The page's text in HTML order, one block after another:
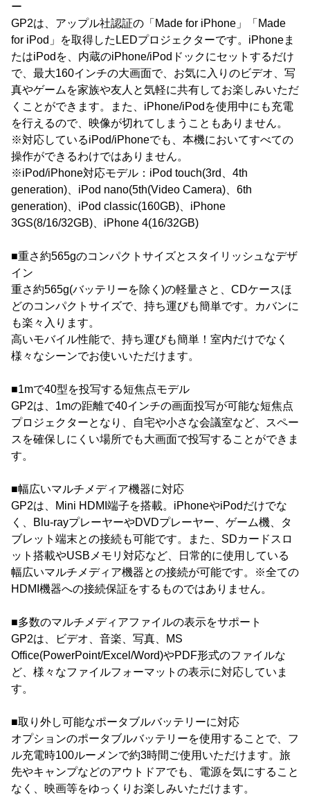
ー
GP2は、アップル社認証の「Made for iPhone」「Made
for iPod」を取得したLEDプロジェクターです。iPhoneま
たはiPodを、内蔵のiPhone/iPodドックにセットするだけ
で、最大160インチの大画面で、お気に入りのビデオ、写
真やゲームを家族や友人と気軽に共有してお楽しみいただ
くことができます。また、iPhone/iPodを使用中にも充電
を行えるので、映像が切れてしまうこともありません。
※対応しているiPod/iPhoneでも、本機においてすべての
操作ができるわけではありません。
※iPod/iPhone対応モデル：iPod touch(3rd、4th
generation)、iPod nano(5th(Video Camera)、6th
generation)、iPod classic(160GB)、iPhone
3GS(8/16/32GB)、iPhone 4(16/32GB)
■重さ約565gのコンパクトサイズとスタイリッシュなデザ
イン
重さ約565g(バッテリーを除く)の軽量さと、CDケースほ
どのコンパクトサイズで、持ち運びも簡単です。カバンに
も楽々入ります。
高いモバイル性能で、持ち運びも簡単！室内だけでなく
様々なシーンでお使いいただけます。
■1mで40型を投写する短焦点モデル
GP2は、1mの距離で40インチの画面投写が可能な短焦点
プロジェクターとなり、自宅や小さな会議室など、スペー
スを確保しにくい場所でも大画面で投写することができま
す。
■幅広いマルチメディア機器に対応
GP2は、Mini HDMI端子を搭載。iPhoneやiPodだけでな
く、Blu-rayプレーヤーやDVDプレーヤー、ゲーム機、タ
ブレット端末との接続も可能です。また、SDカードスロ
ット搭載やUSBメモリ対応など、日常的に使用している
幅広いマルチメディア機器との接続が可能です。※全ての
HDMI機器への接続保証をするものではありません。
■多数のマルチメディアファイルの表示をサポート
GP2は、ビデオ、音楽、写真、MS
Office(PowerPoint/Excel/Word)やPDF形式のファイルな
ど、様々なファイルフォーマットの表示に対応していま
す。
■取り外し可能なポータブルバッテリーに対応
オプションのポータブルバッテリーを使用することで、フ
ル充電時100ルーメンで約3時間ご使用いただけます。旅
先やキャンプなどのアウトドアでも、電源を気にすること
なく、映画等をゆっくりお楽しみいただけます。